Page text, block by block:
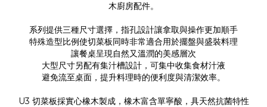
木廚房配件。
系列提供三種尺寸選擇，指孔設計讓拿取與操作更加順手
特殊造型比例使切菜板同時非常適合用於擺盤與盛裝料理
讓餐桌呈現自然又溫潤的美感層次
大型尺寸另配有集汁槽設計，可集中收集食材汁液
避免流至桌面，提升料理時的便利度與清潔效率。
U3 切菜板採實心橡木製成，橡木富含單寧酸，具天然抗菌特性